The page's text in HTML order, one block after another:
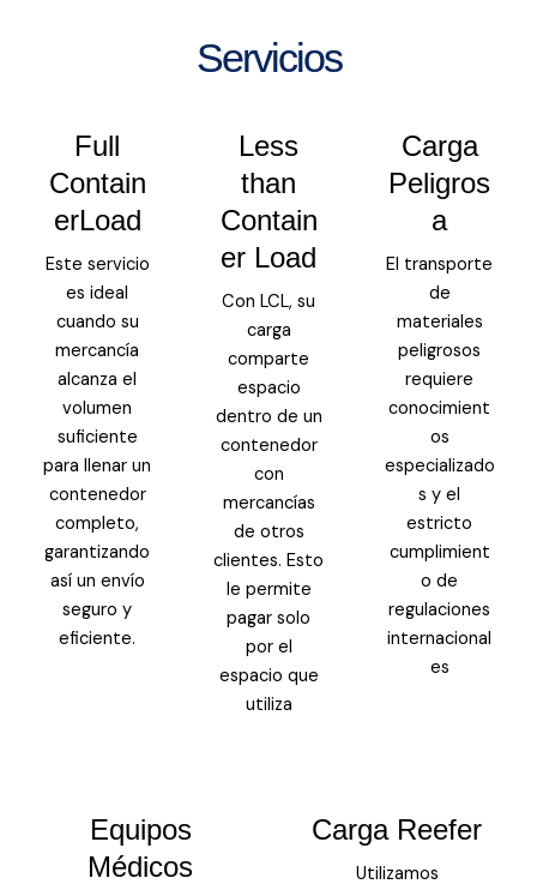
Servicios
Full
Contain
erLoad
Este servicio
es ideal
cuando su
mercancía
alcanza el
volumen
suficiente
para llenar un
contenedor
completo,
garantizando
así un envío
seguro y
eficiente.
Less
than
Contain
er Load
Con LCL, su
carga
comparte
espacio
dentro de un
contenedor
con
mercancías
de otros
clientes. Esto
le permite
pagar solo
por el
espacio que
utiliza
Carga
Peligros
a
El transporte
de
materiales
peligrosos
requiere
conocimient
os
especializado
s y el
estricto
cumplimient
o de
regulaciones
internacional
es
Equipos
Médicos
Carga Reefer
Utilizamos